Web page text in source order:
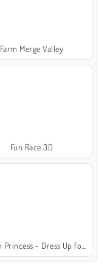
Farm Merge Valley
Fun Race 3D
Fashion Princess - Dress Up for Girls